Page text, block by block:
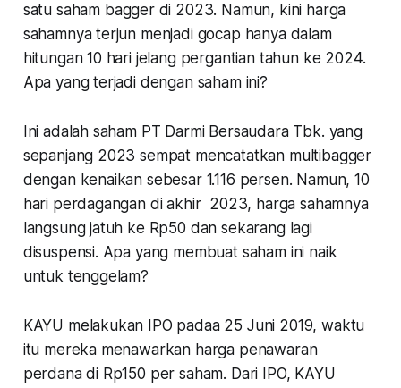
satu saham baggerdi 2023. Namun, kini harga
sahamnya terjun menjadi gocap hanya dalam
hitungan 10 hari jelang pergantian tahun ke 2024.
Apa yang terjadi dengan saham ini?
Ini adalah saham PT Darmi Bersaudara Tbk. yang
sepanjang 2023 sempat mencatatkan multibagger
dengan kenaikan sebesar 1.116 persen. Namun, 10
hari perdagangan di akhir 2023, harga sahamnya
langsung jatuh ke Rp50 dan sekarang lagi
disuspensi. Apa yang membuat saham ini naik
untuk tenggelam?
KAYU melakukan IPO padaa 25 Juni 2019, waktu
itu mereka menawarkan harga penawaran
perdana di Rp150 per saham. Dari IPO, KAYU